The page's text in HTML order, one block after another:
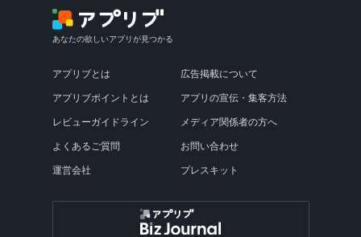
あなたの欲しいアプリが見つかる
アプリブとは
アプリブポイントとは
レビューガイドライン
よくあるご質問
運営会社
広告掲載について
アプリの宣伝・集客方法
メディア関係者の方へ
お問い合わせ
プレスキット